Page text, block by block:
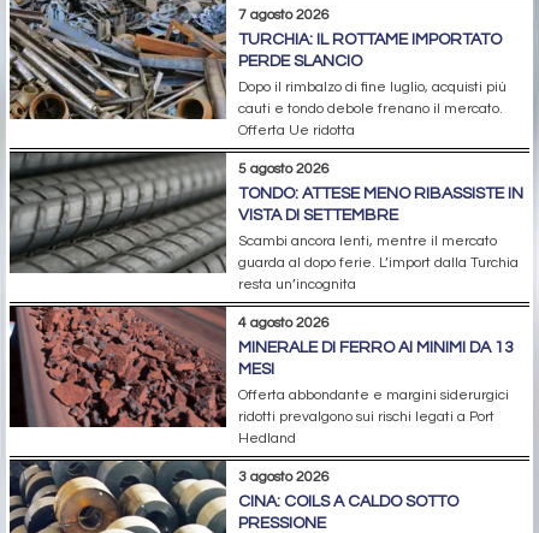
7 agosto 2026
TURCHIA: IL ROTTAME IMPORTATO
PERDE SLANCIO
Dopo il rimbalzo di fine luglio, acquisti più
cauti e tondo debole frenano il mercato.
Offerta Ue ridotta
5 agosto 2026
TONDO: ATTESE MENO RIBASSISTE IN
VISTA DI SETTEMBRE
Scambi ancora lenti, mentre il mercato
guarda al dopo ferie. L’import dalla Turchia
resta un’incognita
4 agosto 2026
MINERALE DI FERRO AI MINIMI DA 13
MESI
Offerta abbondante e margini siderurgici
ridotti prevalgono sui rischi legati a Port
Hedland
3 agosto 2026
CINA: COILS A CALDO SOTTO
PRESSIONE